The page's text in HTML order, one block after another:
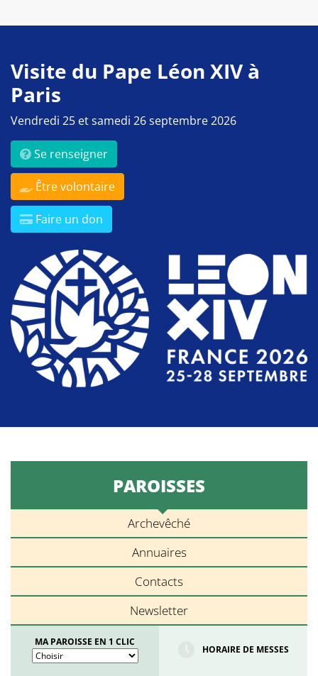
Visite du Pape Léon XIV à
Paris
Vendredi 25 et samedi 26 septembre 2026
Se renseigner
Être volontaire
Faire un don
PAROISSES
Archevêché
Annuaires
Contacts
Newsletter
MA PAROISSE EN 1 CLIC
HORAIRE DE MESSES